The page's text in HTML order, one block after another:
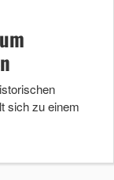
sich zu einem